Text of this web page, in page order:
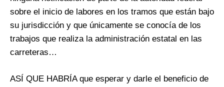
sobre el inicio de labores en los tramos que están bajo
su jurisdicción y que únicamente se conocía de los
trabajos que realiza la administración estatal en las
carreteras…
ASÍ QUE HABRÍA que esperar y darle el beneficio de